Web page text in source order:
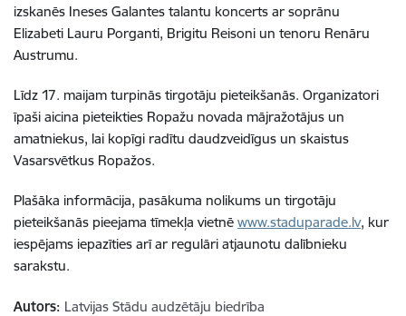
izskanēs Ineses Galantes talantu koncerts ar soprānu
Elizabeti Lauru Porganti, Brigitu Reisoni un tenoru Renāru
Austrumu.
Līdz 17. maijam turpinās tirgotāju pieteikšanās. Organizatori
īpaši aicina pieteikties Ropažu novada mājražotājus un
amatniekus, lai kopīgi radītu daudzveidīgus un skaistus
Vasarsvētkus Ropažos.
Plašāka informācija, pasākuma nolikums un tirgotāju
pieteikšanās pieejama tīmekļa vietnē www.staduparade.lv, kur
iespējams iepazīties arī ar regulāri atjaunotu dalībnieku
sarakstu.
Autors: Latvijas Stādu audzētāju biedrība